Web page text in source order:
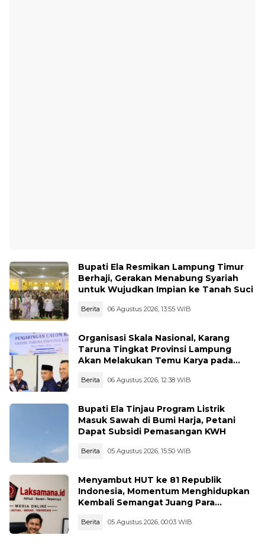
Bupati Ela Resmikan Lampung Timur
Berhaji, Gerakan Menabung Syariah
untuk Wujudkan Impian ke Tanah Suci
Berita 06 Agustus 2026, 13:55 WIB
Organisasi Skala Nasional, Karang
Taruna Tingkat Provinsi Lampung
Akan Melakukan Temu Karya pada
Berita 06 Agustus 2026, 12:38 WIB
Bupati Ela Tinjau Program Listrik
Masuk Sawah di Bumi Harja, Petani
Dapat Subsidi Pemasangan KWH
Berita 05 Agustus 2026, 15:50 WIB
Menyambut HUT ke 81 Republik
Indonesia, Momentum Menghidupkan
Kembali Semangat Juang Para
Berita 05 Agustus 2026, 00:03 WIB